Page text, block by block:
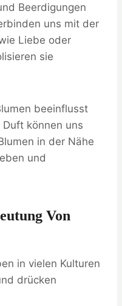
Beerdigungen
uns mit der
Liebe oder
sie
beeinflusst
können uns
in der Nähe
und
Von
in vielen Kulturen
drücken